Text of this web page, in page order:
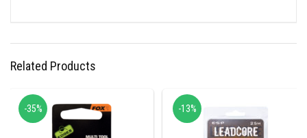
Related Products
-35% -13%